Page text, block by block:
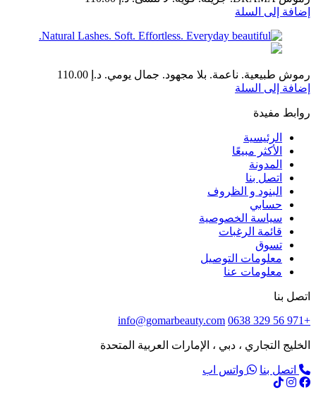
إضافة إلى السلة
رموش طبيعية. ناعمة. بلا مجهود. جمال يومي. د.إ
إضافة إلى السلة
روابط مفيدة
الرئيسية
الأكثر مبيعًا
المدونة
اتصل بنا
البنود و الظروف
حسابي
سياسة الخصوصية
قائمة الرغبات
تسوق
معلومات التوصيل
معلومات عنا
اتصل بنا
+971 56 329 0638
info@gomarbeauty.com
الخليج التجاري ، دبي ، الإمارات العربية المتحدة
اتصل بنا واتس اب